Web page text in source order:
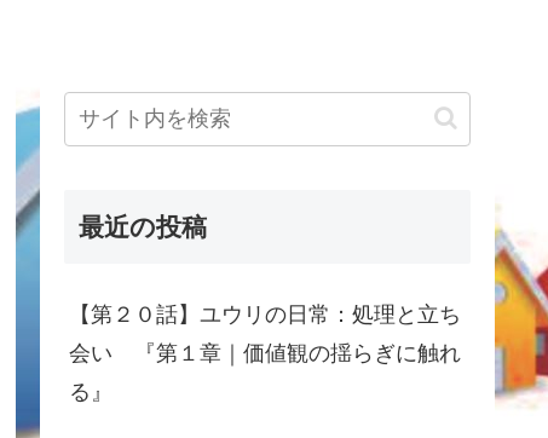
最近の投稿
【第２０話】ユウリの日常：処理と立ち
会い 『第１章｜価値観の揺らぎに触れ
る』